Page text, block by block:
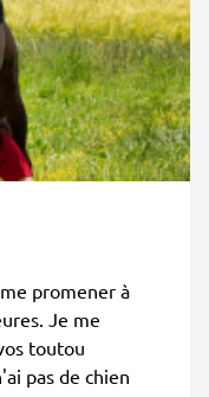
promener à
Je me
toutou
pas de chien